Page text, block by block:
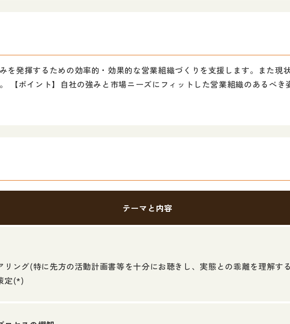
を発揮するための効率的・効果的な営業組織づくりを支援します。また現
【ポイント】自社の強みと市場ニーズにフィットした営業組織のあるべ
テーマと内容
リング(特に先方の活動計画書等を十分にお聴きし、実態との乖離を理解す
定(*)